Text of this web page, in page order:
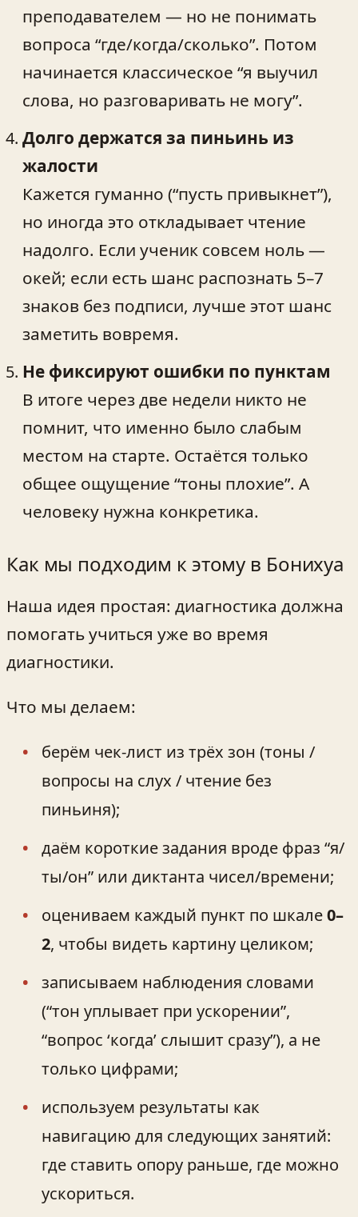
преподавателем — но не понимать
вопроса “где/когда/сколько”. Потом
начинается классическое “я выучил
слова, но разговаривать не могу”.
Долго держатся за пиньинь из
жалости
Кажется гуманно (“пусть привыкнет”),
но иногда это откладывает чтение
надолго. Если ученик совсем ноль —
окей; если есть шанс распознать 5–7
знаков без подписи, лучше этот шанс
заметить вовремя.
Не фиксируют ошибки по пунктам
В итоге через две недели никто не
помнит, что именно было слабым
местом на старте. Остаётся только
общее ощущение “тоны плохие”. А
человеку нужна конкретика.
Как мы подходим к этому в Бонихуа
Наша идея простая: диагностика должна
помогать учиться уже во время
диагностики.
Что мы делаем:
берём чек‑лист из трёх зон (тоны /
вопросы на слух / чтение без
пиньиня);
даём короткие задания вроде фраз “я/
ты/он” или диктанта чисел/времени;
оцениваем каждый пункт по шкале0–
2, чтобы видеть картину целиком;
записываем наблюдения словами
(“тон уплывает при ускорении”,
“вопрос ‘когда’ слышит сразу”), а не
только цифрами;
используем результаты как
навигацию для следующих занятий:
где ставить опору раньше, где можно
ускориться.